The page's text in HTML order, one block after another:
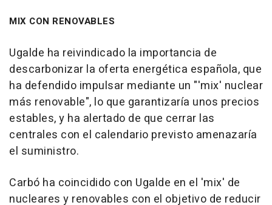
MIX CON RENOVABLES
Ugalde ha reivindicado la importancia de
descarbonizar la oferta energética española, que
ha defendido impulsar mediante un "'mix' nuclear
más renovable", lo que garantizaría unos precios
estables, y ha alertado de que cerrar las
centrales con el calendario previsto amenazaría
el suministro.
Carbó ha coincidido con Ugalde en el 'mix' de
nucleares y renovables con el objetivo de reducir